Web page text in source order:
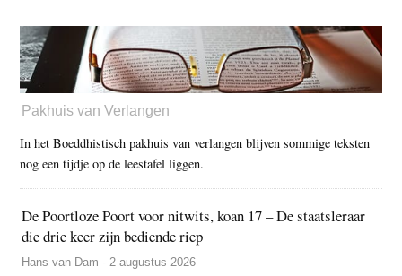
Pakhuis van Verlangen
In het Boeddhistisch pakhuis van verlangen blijven sommige teksten
nog een tijdje op de leestafel liggen.
De Poortloze Poort voor nitwits, koan 17 – De staatsleraar
die drie keer zijn bediende riep
Hans van Dam - 2 augustus 2026